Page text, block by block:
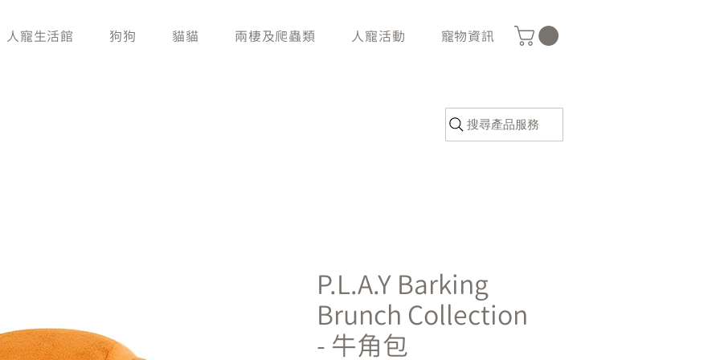
人寵生活館 狗狗 貓貓 兩棲及爬蟲類 人寵活動 寵物資訊
搜尋產品服務
P.L.A.Y Barking
Brunch Collection
- 牛角包